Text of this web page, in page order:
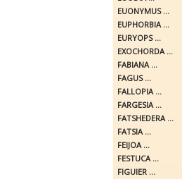
EUONYMUS ...
EUPHORBIA ...
EURYOPS ...
EXOCHORDA ...
FABIANA ...
FAGUS ...
FALLOPIA ...
FARGESIA ...
FATSHEDERA ...
FATSIA ...
FEIJOA ...
FESTUCA ...
FIGUIER ...